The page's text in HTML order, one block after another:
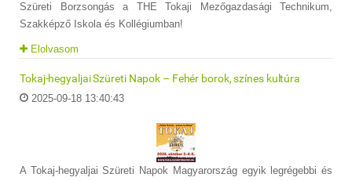
Szüreti Borzsongás a THE Tokaji Mezőgazdasági Technikum,
Szakképző Iskola és Kollégiumban!
Elolvasom
Tokaj-hegyaljai Szüreti Napok – Fehér borok, színes kultúra
2025-09-18 13:40:43
A Tokaj-hegyaljai Szüreti Napok Magyarország egyik legrégebbi és